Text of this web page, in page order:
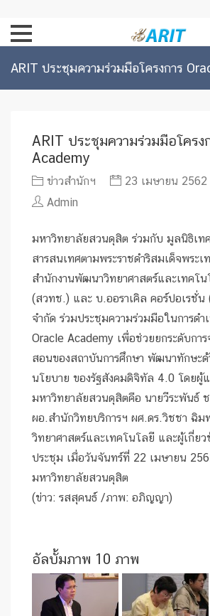
ARIT ประชุมความร่วมมือโครงการ
ARIT ประชุมความร่วมมือโครง
Academy
ข่าวสำนักฯ
23 เมษายน 2562
Admin
มหาวิทยาลัยสวนดุสิต ร่วมกับ มูลนิธิเท
สารสนเทศตามพระราชดำริสมเด็จพระ
สำนักงานพัฒนาวิทยาศาสตร์และเทคโ
(สวทช.) และ บ.ออราเคิล คอร์ปอเรชั่น
จำกัด ร่วมประชุมความร่วมมือในการดำ
Oracle Academy เพื่อช่วยยกระดับการ
สอนของสถาบันการศึกษา พัฒนาทักษะ
นโยบาย ของรัฐสังคมดิจิทัล 4.0 โดยผู้
มหาวิทยาลัยสวนดุสิตคือ นายวีระพันธ์
ผอ.สำนักวิทยบริการฯ ผศ.ดร.วิชชา ฉิ
วิทยาศาสตร์และเทคโนโลยี และผู้เกี่ยว
ประชุม เมื่อวันจันทร์ที่ 22 เมษายน
มหาวิทยาลัยสวนดุสิต
(ข่าว: รสสุคนธ์ /ภาพ: อภิญญา)
อัลบั้มภาพ 10 ภาพ